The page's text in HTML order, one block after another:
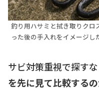
釣り用ハサミと拭き取りクロ
った後の手入れをイメージし
サビ対策重視で探すな
を先に見て比較する